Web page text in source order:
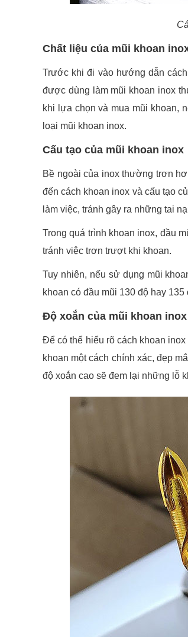
Chất liệu của mũi khoan
Trước khi đi vào hướng dẫn
được dùng làm mũi khoan inox
khi lựa chọn và mua mũi khoan,
loại mũi khoan inox.
Cấu tạo của mũi khoan inox
Bề ngoài của inox thường trơn
đến cách khoan inox và cấu tạo
làm việc, tránh gây ra những tai
Trong quá trình khoan inox, đầu
tránh việc trơn trượt khi khoan.
Tuy nhiên, nếu sử dụng mũi
khoan có đầu mũi 130 độ hay
Độ xoắn của mũi khoan inox
Để có thể hiểu rõ cách khoan
khoan một cách chính xác, đẹp
độ xoắn cao sẽ đem lại những lỗ